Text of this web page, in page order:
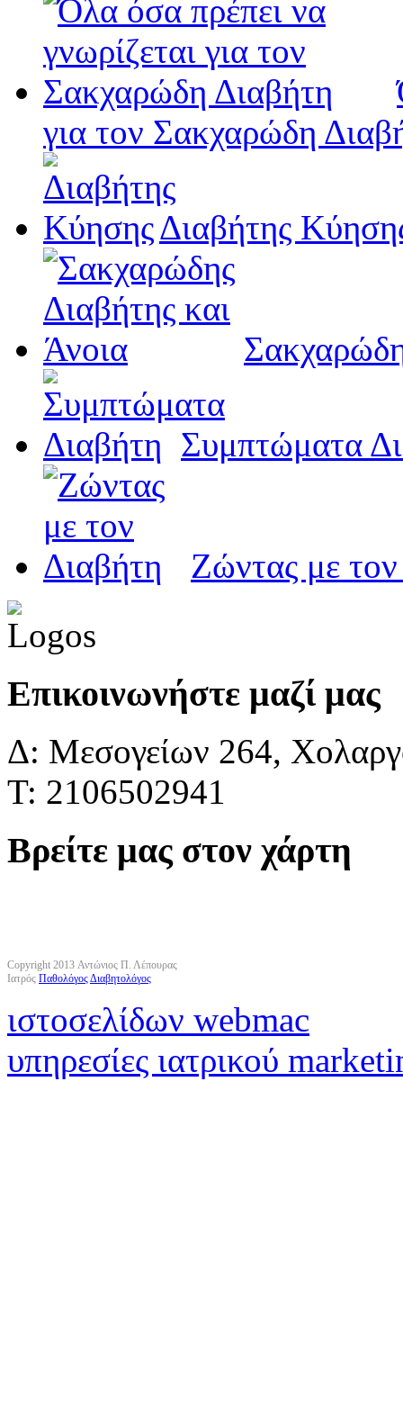
για τον Σακχαρώδη
Διαβήτης
Συμπτώματα
Ζώντας με
Επικοινωνήστε μαζί μας
Δ: Μεσογείων 264,
Τ: 2106502941
Βρείτε μας στον χάρτη
Copyright 2013 Αντώνιος Π. Λέπουρας
Ιατρός ΠαθολόγοςΔιαβητολόγος
ιστοσελίδων webmac
υπηρεσίες ιατρικού